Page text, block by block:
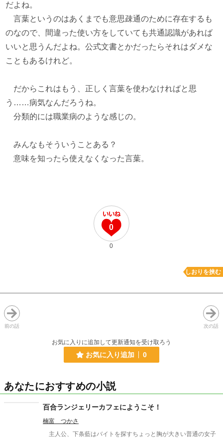
だよね。
言葉というのはあくまでも意思疎通のために存在するも
のなので、間違った使い方をしていても共通認識があれば
いいと思うんだよね。公式文書とかだったらそれはダメな
こともあるけれど。
だからこれはもう、正しく言葉を使わなければと思
う……病気なんだろうね。
分類的には職業病のような感じの。
みんなもそういうことある？
意味を知ったら使えなくなった言葉。
0
0
しおりを挟む
前の話 次の話
お気に入りに追加して更新通知を受け取ろう
お気に入り追加 0
あなたにおすすめの小説
百合ランジェリーカフェにようこそ！
楠富 つかさ
主人公、下条藍はバイトを探すちょっと胸が大きい普通の女子